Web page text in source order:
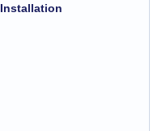
Installation